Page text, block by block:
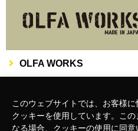
このウェブサイトでは、お客様
クッキーを使用しています。こ
なる場合、クッキーの使用に同意
OLFA WORKS